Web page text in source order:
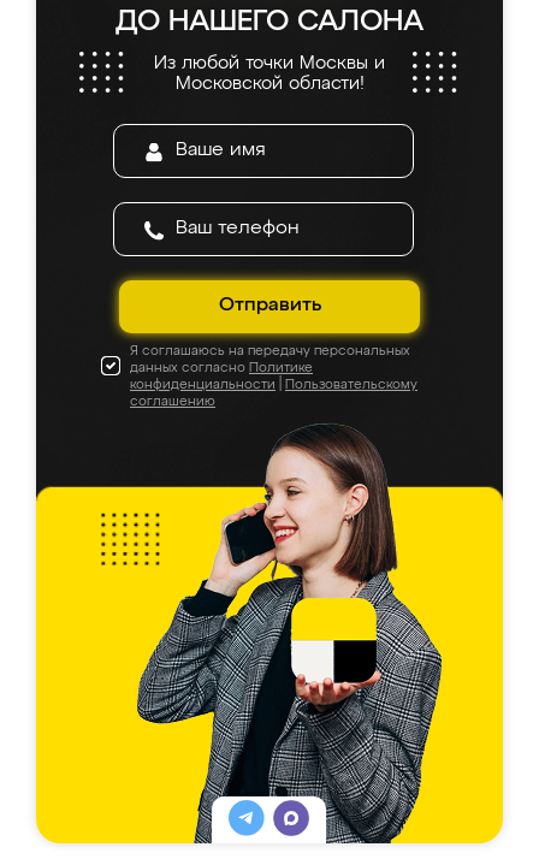
ДО НАШЕГО САЛОНА
Из любой точки Москвы и
Московской области!
Отправить
Я соглашаюсь на передачу персональных
данных согласно Политике
конфиденциальности
Пользовательскому
соглашению